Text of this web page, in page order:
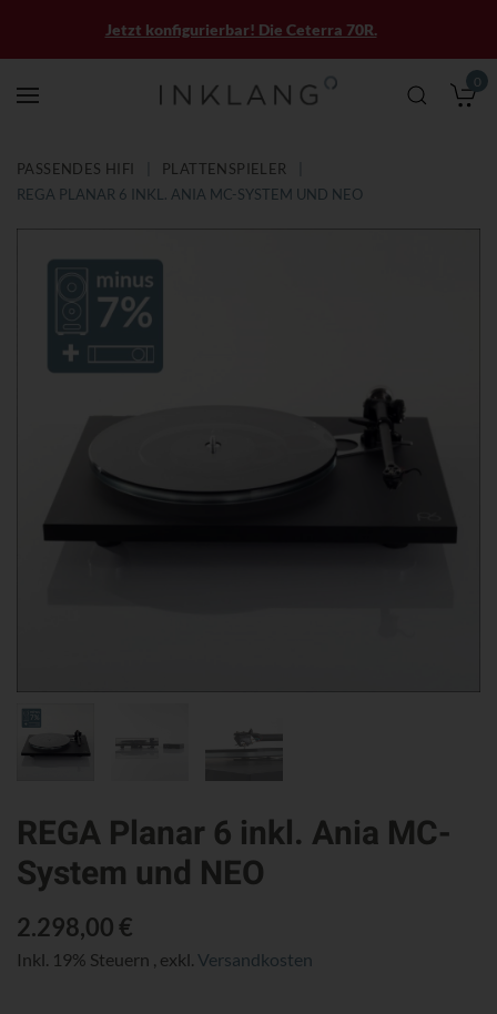
0
Jetzt konfigurierbar! Die Ceterra 70R.
PASSENDES HIFI
PLATTENSPIELER
REGA PLANAR 6 INKL. ANIA MC-SYSTEM UND NEO
Bildergalerie
springen
Bildergalerie
springen
REGA Planar 6 inkl. Ania MC-
System und NEO
2.298,00 €
Inkl. 19% Steuern , exkl. Versandkosten